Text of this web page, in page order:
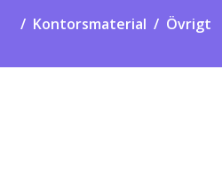
Kontorsmaterial Övrigt